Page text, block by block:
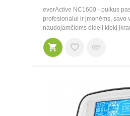
everActive NC1600 - puikus
profesionalui ir įmonėms, savo
naudojamčioms didelį kiekį